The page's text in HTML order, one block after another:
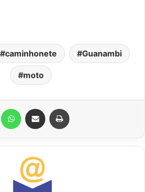
caminhonete Guanambi
moto
Reddit WhatsAppCompartilhar via e-mail